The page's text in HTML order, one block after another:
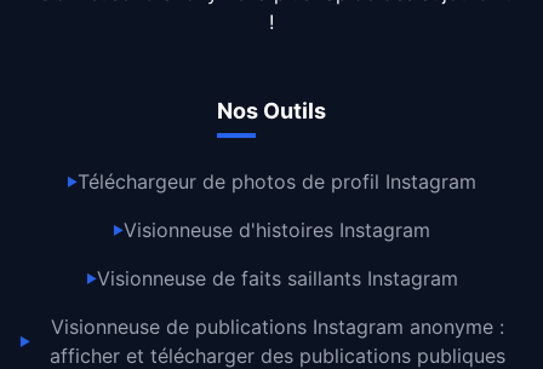
!
Nos Outils
▶Téléchargeur de photos de profil Instagram
▶Visionneuse d'histoires Instagram
▶Visionneuse de faits saillants Instagram
▶
Visionneuse de publications Instagram anonyme :
afficher et télécharger des publications publiques